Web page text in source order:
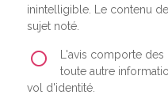
inintelligible. Le contenu
sujet noté.
L'avis comporte
toute autre
vol d'identité.